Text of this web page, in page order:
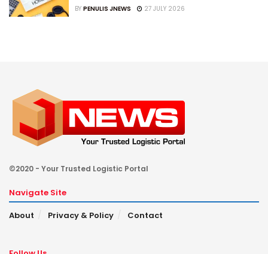
BY PENULIS JNEWS 27 JULY 2026
©2020 - Your Trusted Logistic Portal
Navigate Site
About
Privacy & Policy Contact